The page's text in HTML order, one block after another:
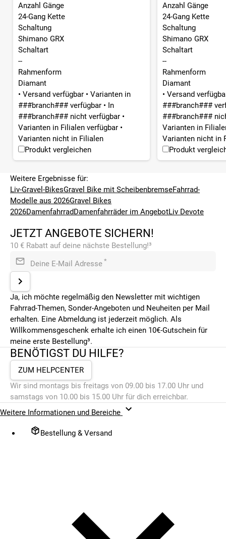
Anzahl Gänge
24-Gang Kette
Schaltung
Shimano GRX
Schaltart
--
Rahmenform
Diamant
• Versand verfügbar • Varianten in
###branch### verfügbar • In
###branch### nicht verfügbar •
Varianten in Filialen verfügbar •
Varianten nicht in Filialen
Produkt vergleichen
Anzahl Gänge
24-Gang Kette
Schaltung
Shimano GRX
Schaltart
--
Rahmenform
Diamant
• Versand
###branch###
###branch###
Varianten in
Varianten nicht in
Produkt
Weitere Ergebnisse für:
Liv-Gravel-BikesGravel Bike mit ScheibenbremseFahrrad-
Modelle aus 2026Gravel Bikes
2026DamenfahrradDamenfahrräder im AngebotLiv Devote
JETZT ANGEBOTE SICHERN!
10 € Rabatt auf deine nächste Bestellung!³
Deine E-Mail Adresse *
Ja, ich möchte regelmäßig den Newsletter mit wichtigen
Fahrrad-Themen, Sonder-Angeboten und Neuheiten per Mail
erhalten. Eine Abmeldung ist jederzeit möglich. Als
Willkommensgeschenk erhalte ich einen 10€-Gutschein für
meine erste Bestellung³.
BENÖTIGST DU HILFE?
ZUM HELPCENTER
Wir sind montags bis freitags von 09.00 bis 17.00 Uhr und
samstags von 10.00 bis 15.00 Uhr für dich erreichbar.
Weitere Informationen und Bereiche
Bestellung & Versand